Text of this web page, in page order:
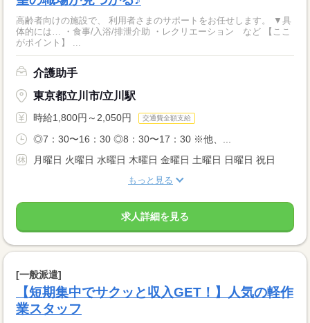
高齢者向けの施設で、 利用者さまのサポートをお任せします。 ▼具
体的には… ・食事/入浴/排泄介助 ・レクリエーション など 【ここ
がポイント】 ...
介護助手
東京都立川市/立川駅
時給1,800円～2,050円 交通費全額支給
◎7：30〜16：30 ◎8：30〜17：30 ※他、...
月曜日 火曜日 水曜日 木曜日 金曜日 土曜日 日曜日 祝日
もっと見る
求人詳細を見る
[一般派遣]
【短期集中でサクッと収入GET！】人気の軽作
業スタッフ